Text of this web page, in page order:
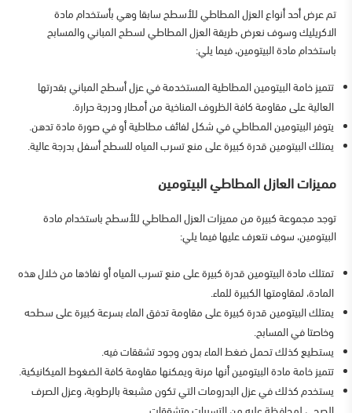
تم عرض أحدأنواع العزل المطاطي للأسطحسابقا وهي بأستخدام مادة
الاكريليك وسوف نعرض طريقة العزل المطاطي لسطح المباني والمسابح
باستخدام مادة البيتومين، فيما يلي:
تتميز خامة البيتومين المطاطية المستخدمة في عزل أسطح المباني بقدرتها
العالية على مقاومة كافة الظروف المناخية من أمطار ودرجة حرارة.
يتوفر البيتومين المطاطي في شكل لفائف مطاطية أو في صورة مادة تدهن.
يمتلك البيتومين قدرة كبيرة على منع تسرب المياه للسطح أسفل بدرجة عالية.
مميزات العازل المطاطي البيتومين
توجد مجموعة كبيرة من مميزات العزل المطاطي للأسطح باستخدام مادة
البيتومين، سوف نتعرف عليها فيما يلي:
تمتلك مادة البيتومين قدرة كبيرة على منع تسرب المياه أو نفاذها من خلال هذه
المادة، لمقاومتها الكبيرة للماء.
يمتلك البيتومين قدرة كبيرة على مقاومة تدفق الماء بسرعة كبيرة على سطحه
وخاصتا في المسابح.
يستطيع كذلك تحمل ضغط الماء بدون وجود تشققات فيه.
تتميز خامة مادة البيتومين أنها مرنة ويمكنها مقاومة كافة الضغوط الميكانيكية.
يستخدم كذلك في عزل البدرومات التي تكون مشبعة بالرطوبة، وعزل الصرف